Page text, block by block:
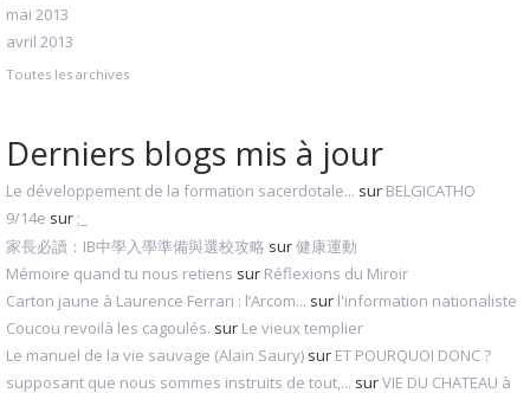
mai 2013
avril 2013
Toutes les archives
Derniers blogs mis à jour
Le développement de la formation sacerdotale... sur BELGICATHO
9/14e sur ;_
家長必讀：IB中學入學準備與選校攻略 sur健康運動
Mémoire quand tu nous retiens sur Réflexions du Miroir
Carton jaune à Laurence Ferrari : l’Arcom... sur l'information nationaliste
Coucou revoilà les cagoulés. sur Le vieux templier
Le manuel de la vie sauvage (Alain Saury) sur ET POURQUOI DONC ?
supposant que nous sommes instruits de tout,... surVIE DU CHATEAU à